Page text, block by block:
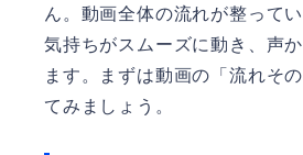
ん。動画全体の流れが整って
気持ちがスムーズに動き、声
ます。まずは動画の「流れそ
てみましょう。